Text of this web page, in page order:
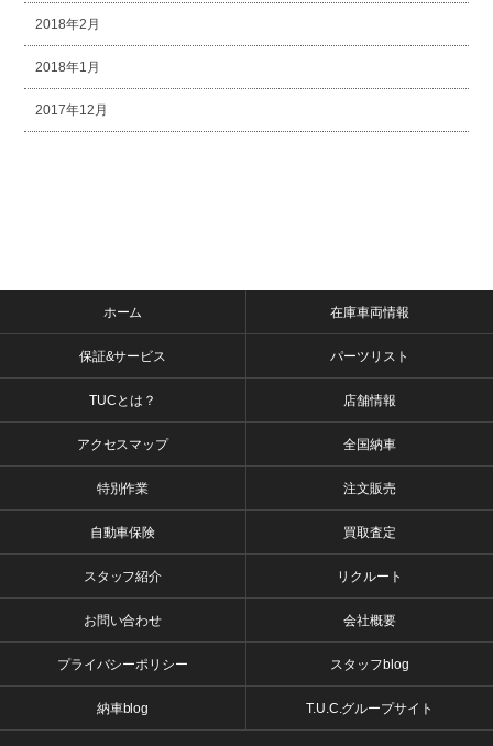
2018年2月
2018年1月
2017年12月
ホーム 在庫車両情報
保証&サービス パーツリスト
TUCとは？ 店舗情報
アクセスマップ 全国納車
特別作業 注文販売
自動車保険 買取査定
スタッフ紹介 リクルート
お問い合わせ 会社概要
プライバシーポリシー スタッフblog
納車blog T.U.C.グループサイト